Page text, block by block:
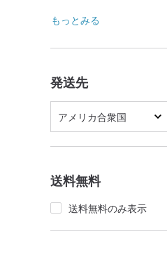
もっとみる
発送先
アメリカ合衆国
送料無料
送料無料のみ表示